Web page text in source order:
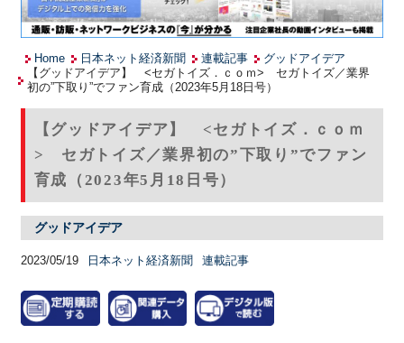
Home 日本ネット経済新聞 連載記事
グッドアイデア
【グッドアイデア】 <セガトイズ．ｃｏｍ> セガトイズ／業界
初の”下取り”でファン育成（2023年5月18日号）
【グッドアイデア】 <セガトイズ．ｃｏｍ
> セガトイズ／業界初の”下取り”でファン
育成（2023年5月18日号）
グッドアイデア
2023/05/19 日本ネット経済新聞 連載記事